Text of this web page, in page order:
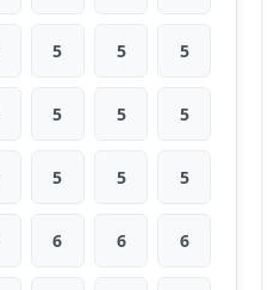
5 5 5
5 5 5
5 5 5
6 6 6